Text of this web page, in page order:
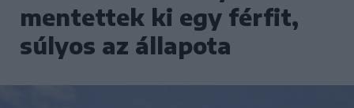
mentettek ki egy férfit,
súlyos az állapota